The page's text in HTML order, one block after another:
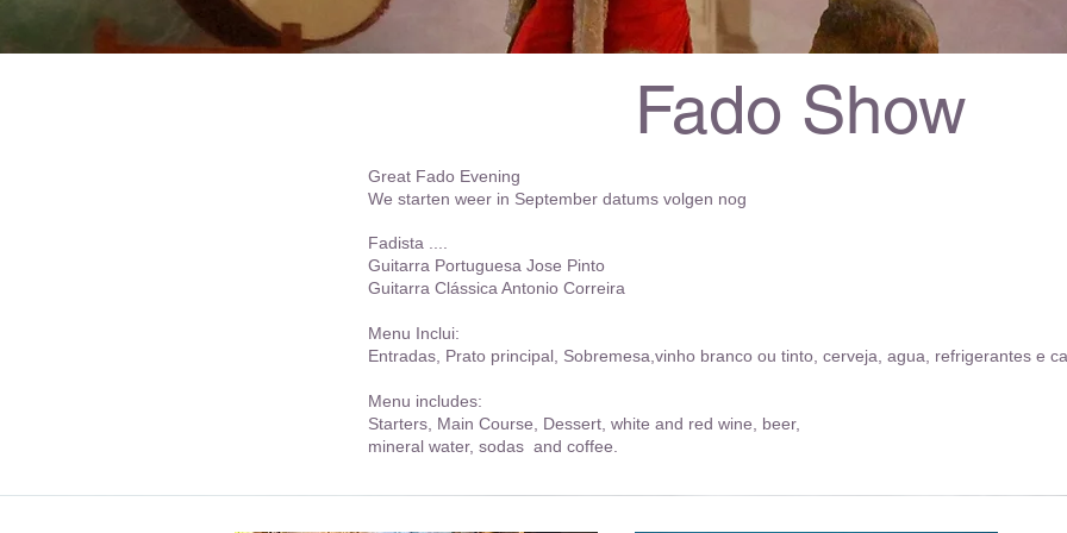
Fado Show
Great Fado Evening
We starten weer in September datums volgen nog
Fadista ....
Guitarra Portuguesa Jose Pinto
Guitarra Clássica Antonio Correira
Menu Inclui:
Entradas, Prato principal, Sobremesa,vinho branco ou tinto, cerveja, agua, refrigerantes e
Menu includes:
Starters, Main Course, Dessert, white and red wine, beer,
mineral water, sodas and coffee.